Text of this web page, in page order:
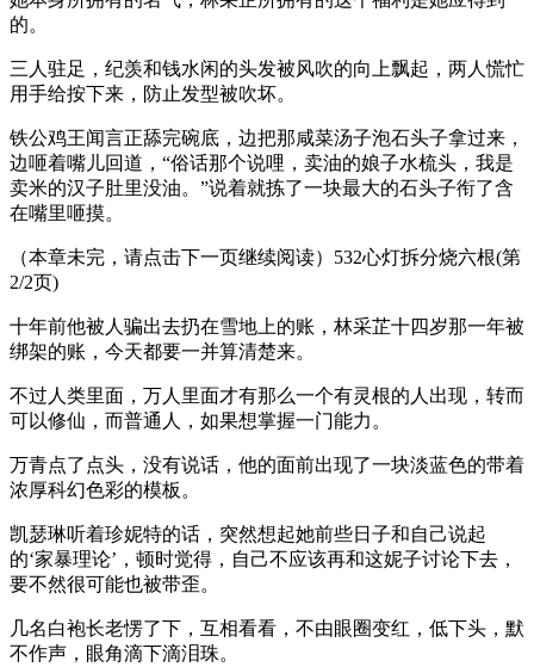
的。
三人驻足，纪羡和钱水闲的头发被风吹的向上飘起，两人慌忙
用手给按下来，防止发型被吹坏。
铁公鸡王闻言正舔完碗底，边把那咸菜汤子泡石头子拿过来，
边咂着嘴儿回道，“俗话那个说哩，卖油的娘子水梳头，我是
卖米的汉子肚里没油。”说着就拣了一块最大的石头子衔了含
在嘴里咂摸。
（本章未完，请点击下一页继续阅读）532心灯拆分烧六根(第
2/2页)
十年前他被人骗出去扔在雪地上的账，林采芷十四岁那一年被
绑架的账，今天都要一并算清楚来。
不过人类里面，万人里面才有那么一个有灵根的人出现，转而
可以修仙，而普通人，如果想掌握一门能力。
万青点了点头，没有说话，他的面前出现了一块淡蓝色的带着
浓厚科幻色彩的模板。
凯瑟琳听着珍妮特的话，突然想起她前些日子和自己说起
的‘家暴理论’，顿时觉得，自己不应该再和这妮子讨论下去，
要不然很可能也被带歪。
几名白袍长老愣了下，互相看看，不由眼圈变红，低下头，默
不作声，眼角滴下滴泪珠。